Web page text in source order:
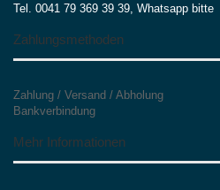
Tel. 0041 79 369 39 39, Whatsapp bitte
Zahlungsmethoden
Zahlung / Versand / Abholung
Bankverbindung
Mehr Informationen